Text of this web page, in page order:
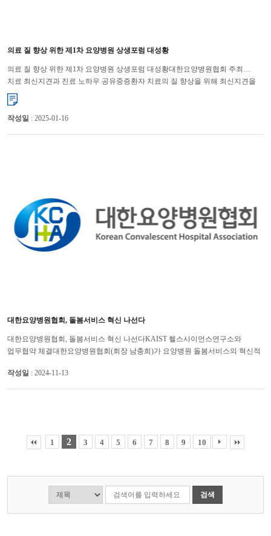
의료 질 향상 위한 제1차 요양병원 상생포럼 대성황
의료 질 향상 위한 제1차 요양병원 상생포럼 대성황대한요양병원협회 주최…
치료 최신지견과 진료 노하우 공유중증환자 치료의 질 향상을 위해 최신지견을
공유하자는 취지를 담은 요양병원 상생포럼이 대성황을 이뤘다. ...
작성일 : 2025-01-16
대한요양병원협회, 돌봄서비스 혁신 나선다
대한요양병원협회, 돌봄서비스 혁신 나선다KAIST 헬스사이언스연구소와
업무협약 체결대한요양병원협회(회장 남충희)가 요양병원 돌봄서비스의 혁신적
작성일 : 2024-11-13
1 2 3 4 5 6 7 8 9 10
검색